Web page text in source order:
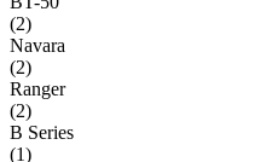
(2)
Navara
(2)
Ranger
(2)
B Series
(1)